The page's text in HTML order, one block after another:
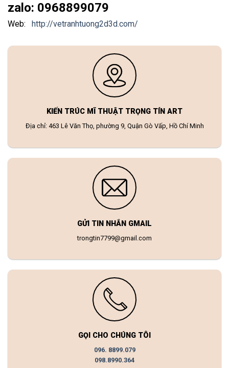
zalo: 0968899079
Web: http://vetranhtuong2d3d.com/
KIẾN TRÚC MĨ THUẬT TRỌNG TÍN ART
Địa chỉ: 463 Lê Văn Thọ, phường 9, Quận Gò Vấp, Hồ Chí Minh
GỬI TIN NHẮN GMAIL
trongtin7799@gmail.com
GỌI CHO CHÚNG TÔI
096. 8899.079
098.8990.364